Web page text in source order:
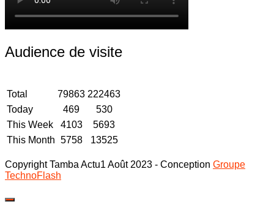
Audience de visite
Total 79863 222463
Today
469
530
This Week
4103
5693
This Month 5758 13525
Copyright Tamba Actu1 Août 2023 - Conception Groupe
TechnoFlash